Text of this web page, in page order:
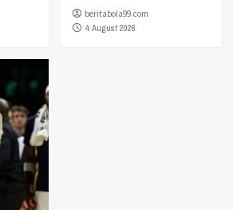
beritabola99.com
4 August 2026